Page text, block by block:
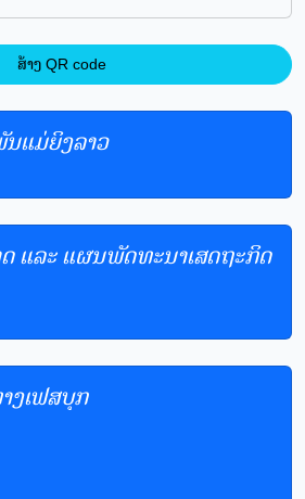
ສ້າງ QR code
ແມ່ຍິງລາວ
ແລະ ແຜນພັດທະນາເສດຖະກິດ
ງເຟສບຸກ